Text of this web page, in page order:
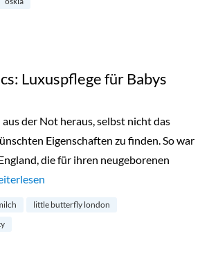
Luxuspflege für Babys
der Not heraus, selbst nicht das
Eigenschaften zu finden. So war
die für ihren neugeborenen
Butterfly Organics: Luxuspflege für Babys“
little butterfly london